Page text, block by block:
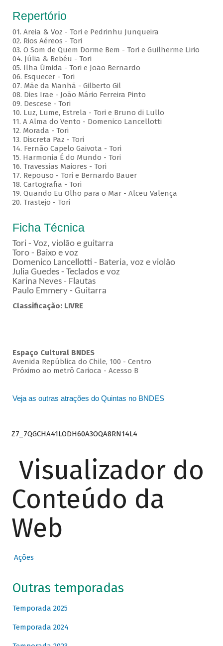
Repertório
01. Areia & Voz - Tori e Pedrinhu Junqueira
02. ⁠Rios Aéreos - Tori
03. O Som de Quem Dorme Bem - Tori e Guilherme Lirio
04. Júlia & Bebéu - Tori
05. Ilha Úmida - Tori e João Bernardo
06. Esquecer - Tori
07. Mãe da Manhã - Gilberto Gil
08. Dies Irae - João Mário Ferreira Pinto
09. Descese - Tori
10. Luz, Lume, Estrela - Tori e Bruno di Lullo
11. A Alma do Vento - Domenico Lancellotti
12. Morada - Tori
13. Discreta Paz - Tori
14. Fernão Capelo Gaivota - Tori
15. Harmonia É do Mundo - Tori
16. Travessias Maiores - Tori
17. Repouso - Tori e Bernardo Bauer
⁠18. Cartografia - Tori
19. Quando Eu Olho para o Mar - Alceu Valença
20. Trastejo - Tori
Ficha Técnica
Tori - Voz, violão e guitarra
Toro - Baixo e voz
Domenico Lancellotti - Bateria, voz e violão
Julia Guedes - Teclados e voz
Karina Neves - Flautas
Paulo Emmery - Guitarra
Classificação: LIVRE
Espaço Cultural BNDES
Avenida República do Chile, 100 - Centro
Próximo ao metrô Carioca - Acesso B
Veja as outras atrações do Quintas no BNDES
Z7_7QGCHA41LODH60A3OQA8RN14L4
Visualizador do
Conteúdo da
Web
Ações
Outras temporadas
Temporada 2025
Temporada 2024